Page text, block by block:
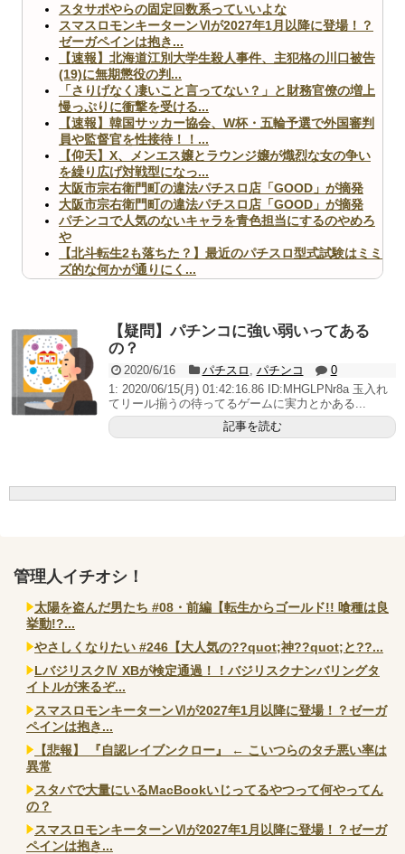
スタサポやらの固定回数系っていいよな
スマスロモンキーターンⅥが2027年1月以降に登場！？
ゼーガペインは抱き...
【速報】北海道江別大学生殺人事件、主犯格の川口被告
(19)に無期懲役の判...
「さりげなく凄いこと言ってない？」と財務官僚の増上
慢っぷりに衝撃を受ける...
【速報】韓国サッカー協会、W杯・五輪予選で外国審判
員や監督官を性接待！！...
【仰天】X、メンエス嬢とラウンジ嬢が熾烈な女の争い
を繰り広げ対戦型になっ...
大阪市宗右衛門町の違法パチスロ店「GOOD」が摘発
大阪市宗右衛門町の違法パチスロ店「GOOD」が摘発
パチンコで人気のないキャラを青色担当にするのやめろ
や
【北斗転生2も落ちた？】最近のパチスロ型式試験はミミ
ズ的な何かが通りにく...
Powered by livedoor 相互RSS
【疑問】パチンコに強い弱いってある
の？
2020/6/16 パチスロ パチンコ
0
1: 2020/06/15(月) 01:42:16.86 ID:MHGLPNr8a 玉入れ
てリール揃うの待ってるゲームに実力とかある...
記事を読む
管理人イチオシ！
太陽を盗んだ男たち #08・前編【転生からゴールド!! 喰種は良
挙動!?...
やさしくなりたい #246【大人気の??quot;神??quot;と??...
LバジリスクⅣ XBが検定通過！！バジリスクナンバリングタ
イトルが来るぞ...
スマスロモンキーターンⅥが2027年1月以降に登場！？ゼーガ
ペインは抱き...
【悲報】 『自認レイブンクロー』 ← こいつらのタチ悪い率は
異常
スタバで大量にいるMacBookいじってるやつって何やってん
の？
スマスロモンキーターンⅥが2027年1月以降に登場！？ゼーガ
ペインは抱き...